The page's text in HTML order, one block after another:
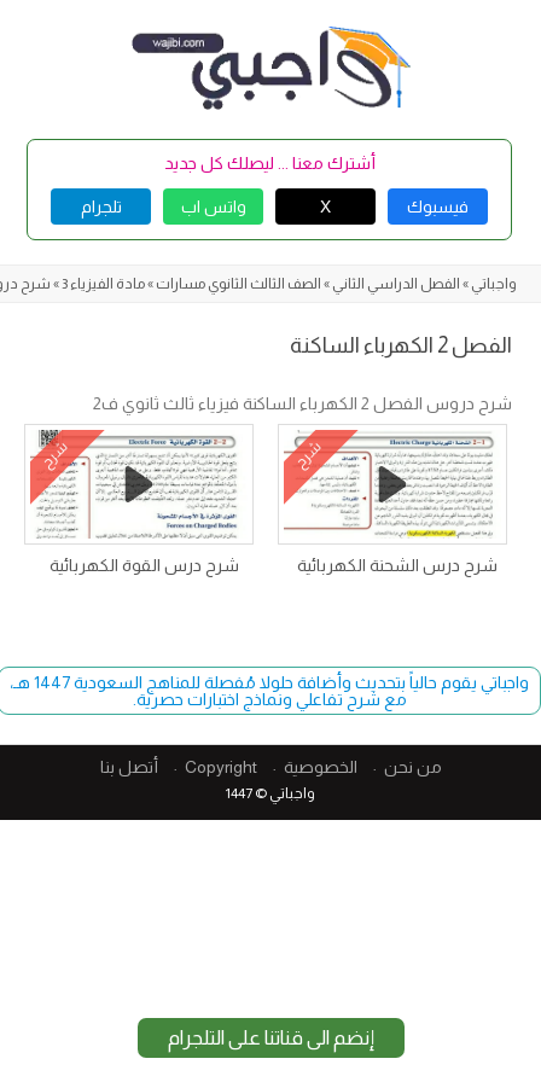
أشترك معنا ... ليصلك كل جديد
فيسبوك X واتس اب تلجرام
إنضم الى قناتنا على التلجرام
واجباتي » الفصل الدراسي الثاني » الصف الثالث الثانوي مسارات »مادة الفيزياء 3 » شرح
الفصل 2 الكهرباء الساكنة
شرح دروس الفصل 2 الكهرباء الساكنة فيزياء ثالث ثانوي ف2
شرح
شرح درس الشحنة الكهربائية
شرح
شرح درس القوة الكهربائية
واجباتي يقوم حالياً بتحديث وأضافة حلولا مُفصلة للمناهج السعودية 1447 هـ،
مع شرح تفاعلي ونماذج اختبارات حصرية.
من نحن الخصوصية Copyright​ أتصل بنا
واجباتي © 1447